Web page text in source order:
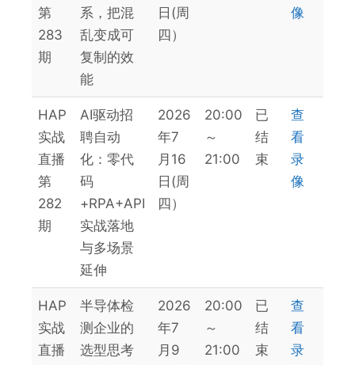
第
283
期
系，把混
乱变成可
复制的效
能
日(周
四）
像
HAP
实战
直播
第
282
期
AI驱动招
聘自动
化：零代
码
+RPA+API
实战落地
与多场景
延伸
2026
年7
月16
日(周
四）
20:00
～
21:00
已
结
束
查
看
录
像
HAP
实战
直播
半导体检
测企业的
选型思考
2026
年7
月9
20:00
～
21:00
已
结
束
查
看
录